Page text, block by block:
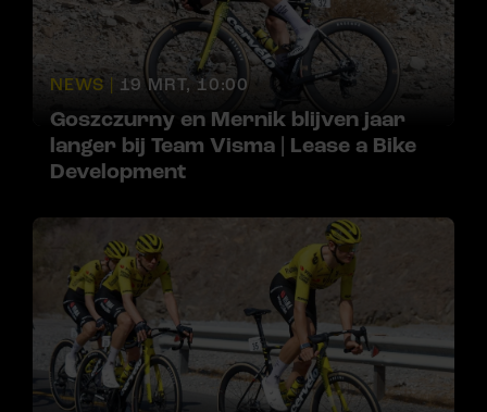
NEWS | 19 MRT, 10:00
Goszczurny en Mernik blijven jaar
langer bij Team Visma | Lease a Bike
Development